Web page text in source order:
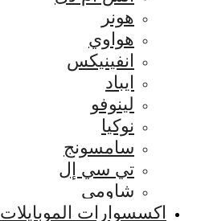
هونر
هواوي
انفينيكس
ايباد
لينوفو
نوكيا
سامسونج
تي سي إل
شاومي
اكسسوارات الموبايلات